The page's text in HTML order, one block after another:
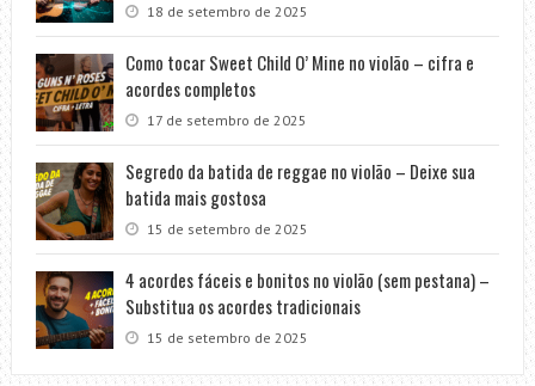
18 de setembro de 2025
Como tocar Sweet Child O’ Mine no violão – cifra e
acordes completos
17 de setembro de 2025
Segredo da batida de reggae no violão – Deixe sua
batida mais gostosa
15 de setembro de 2025
4 acordes fáceis e bonitos no violão (sem pestana) –
Substitua os acordes tradicionais
15 de setembro de 2025